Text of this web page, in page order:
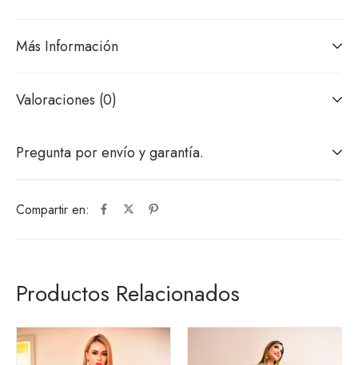
Compartir en:
Más Información
Valoraciones (0)
Pregunta por envío y garantía.
Productos Relacionados